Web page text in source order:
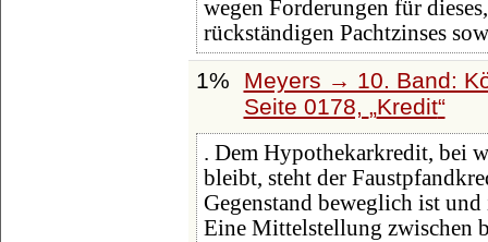
wegen Forderungen für
rückständigen Pachtzinses
1%
Meyers → 10. Band:
Seite 0178,
Kredit
. Dem Hypothekarkredit, bei
bleibt, steht der
Gegenstand beweglich ist
Eine Mittelstellung zwischen